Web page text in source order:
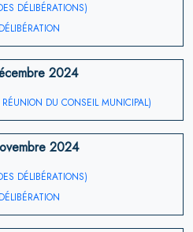
DÉLIBÉRATIONS)
2024
DU CONSEIL MUNICIPAL)
2024
DÉLIBÉRATIONS)